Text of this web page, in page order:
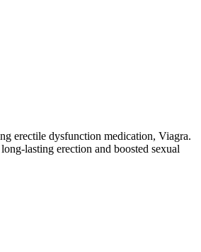
erectile dysfunction medication, Viagra.
lasting erection and boosted sexual